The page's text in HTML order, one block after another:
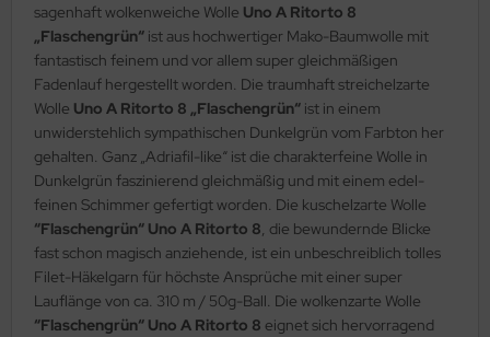
sagenhaft wolkenweiche Wolle Uno A Ritorto 8
„Flaschengrün“ ist aus hochwertiger Mako-Baumwolle mit
fantastisch feinem und vor allem super gleichmäßigen
Fadenlauf hergestellt worden. Die traumhaft streichelzarte
Wolle Uno A Ritorto 8 „Flaschengrün“ ist in einem
unwiderstehlich sympathischen Dunkelgrün vom Farbton her
gehalten. Ganz „Adriafil-like“ ist die charakterfeine Wolle in
Dunkelgrün faszinierend gleichmäßig und mit einem edel-
feinen Schimmer gefertigt worden. Die kuschelzarte Wolle
“Flaschengrün“ Uno A Ritorto 8, die bewundernde Blicke
fast schon magisch anziehende, ist ein unbeschreiblich tolles
Filet-Häkelgarn für höchste Ansprüche mit einer super
Lauflänge von ca. 310 m / 50g-Ball. Die wolkenzarte Wolle
“Flaschengrün“ Uno A Ritorto 8 eignet sich hervorragend